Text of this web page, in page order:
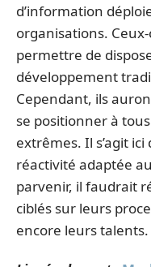
d’information
organisations.
permettre de
développement
Cependant, ils
se positionner à
extrêmes. Il s’agit
réactivité adaptée
parvenir, il faudrait
ciblés sur leurs
encore leurs talents.